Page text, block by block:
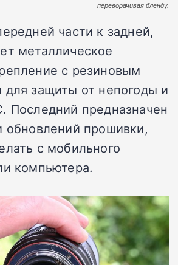
переворачивая бленду.
части к задней,
металлическое
с резиновым
для защиты от непогоды и
Последний предназначен
обновлений прошивки,
с мобильного
компьютера.